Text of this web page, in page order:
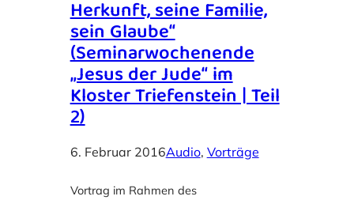
Herkunft, seine Familie,
sein Glaube“
(Seminarwochenende
„Jesus der Jude“ im
Kloster Triefenstein | Teil
2)
6. Februar 2016Audio, Vorträge
Vortrag im Rahmen des